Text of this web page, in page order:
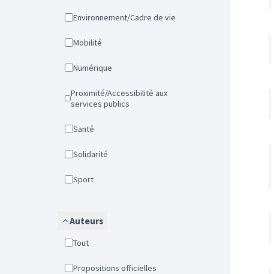
Environnement/Cadre de vie
Mobilité
Numérique
Proximité/Accessibilité aux
services publics
Santé
Solidarité
Sport
Auteurs
Tout
Propositions officielles